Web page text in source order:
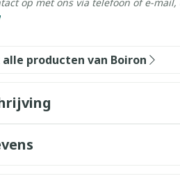
producten van Boiron